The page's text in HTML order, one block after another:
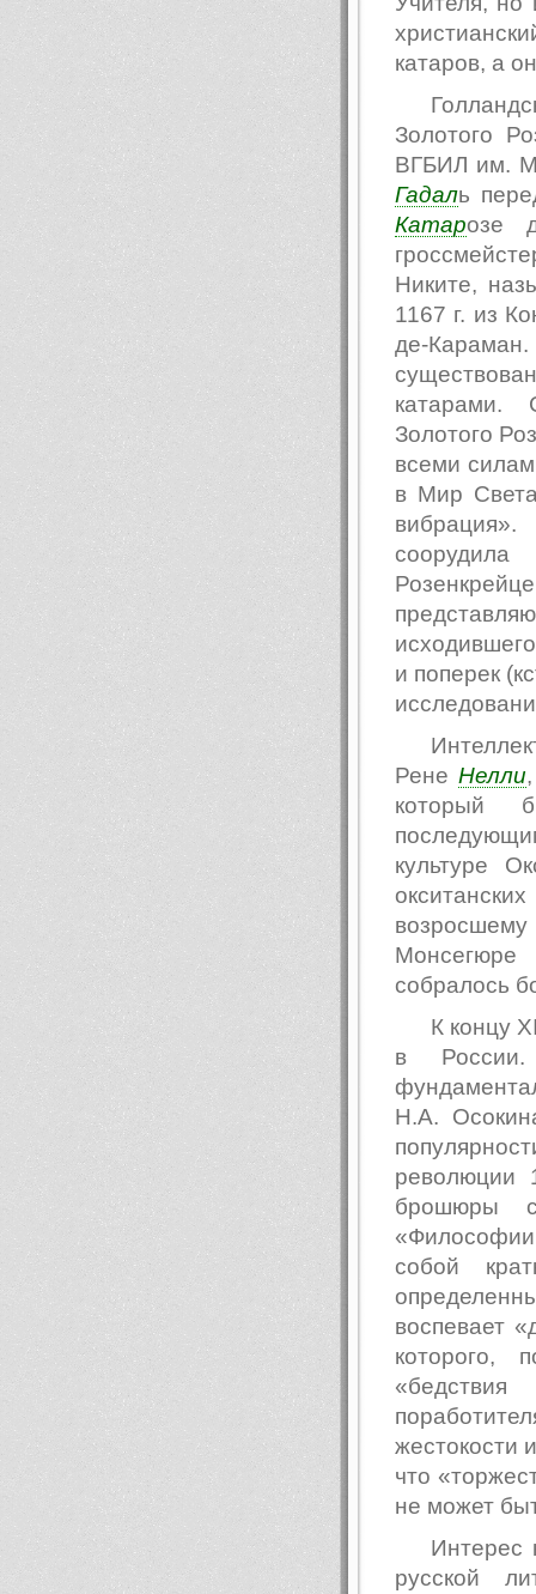
катаров, а
Золотого
ВГБИЛ им.
Гадаль
Катарозе
Никите,
1167 г. из
де-
катарами.
Золотого
всеми
в Мир
и поперек
Рене Нелли
который
культуре
собралось
К концу
в
Н.А.
революции
брошюры
«Философии
собой
воспевает
которого,
жестокости
что
не может
Интерес
русской